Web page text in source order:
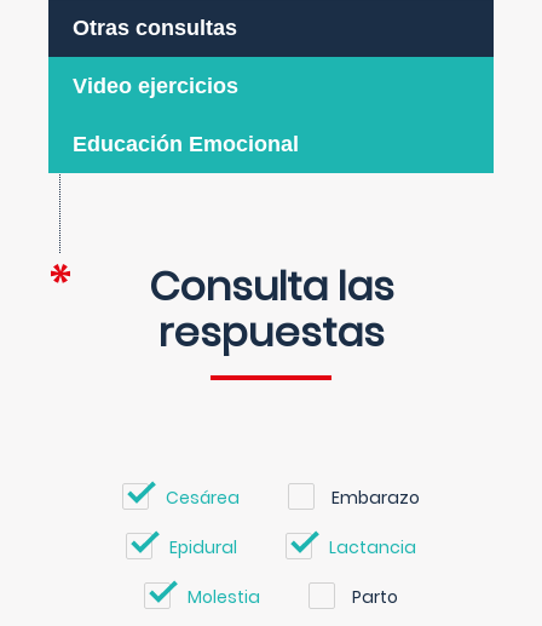
Otras consultas
Video ejercicios
Educación Emocional
Consulta las
respuestas
Cesárea Embarazo
Epidural Lactancia
Molestia Parto